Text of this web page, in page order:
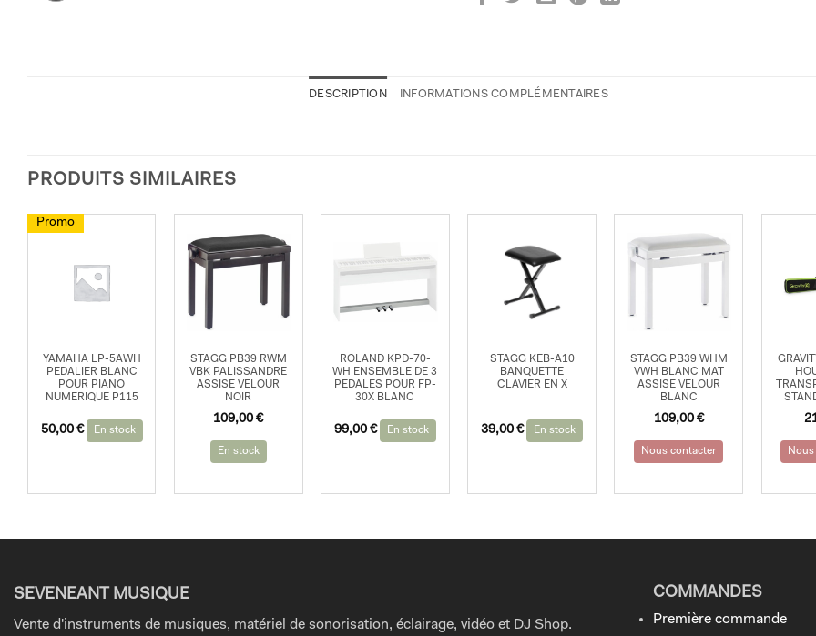
DESCRIPTION INFORMATIONS COMPLÉMENTAIRES
PRODUITS SIMILAIRES
Promo
YAMAHA LP-5AWH
PEDALIER BLANC
POUR PIANO
NUMERIQUE P115
Le
50,00 €
Le
En stock
STAGG PB39 RWM
VBK PALISSANDRE
ASSISE VELOUR
NOIR
109,00€
En stock
ROLAND KPD-70-
WH ENSEMBLE DE 3
PEDALES POUR FP-
30X BLANC
99,00 € En stock
STAGG KEB-A10
BANQUETTE
CLAVIER EN X
39,00€ En stock
STAGG PB39 WHM
VWH BLANC MAT
ASSISE VELOUR
BLANC
109,00 €
Nous contacter
SEVENEANT MUSIQUE
Vente d'instruments de musiques, matériel de sonorisation, éclairage, vidéo et DJ Shop.
COMMANDES
Première commande